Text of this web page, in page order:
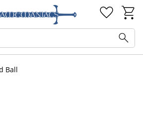
Ball